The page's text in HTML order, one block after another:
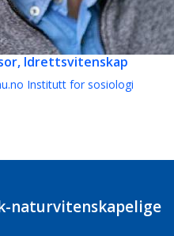
Idrettsvitenskap
Institutt for sosiologi
naturvitenskapelige